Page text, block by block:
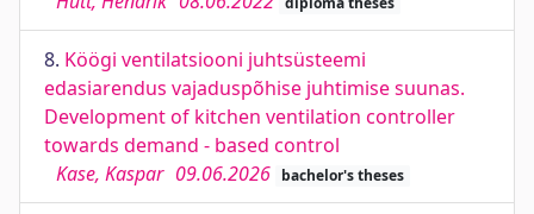
8. Köögi ventilatsiooni juhtsüsteemi
edasiarendus vajaduspõhise juhtimise suunas.
Development of kitchen ventilation controller
towards demand - based control
Kase, Kaspar 09.06.2026 bachelor's theses